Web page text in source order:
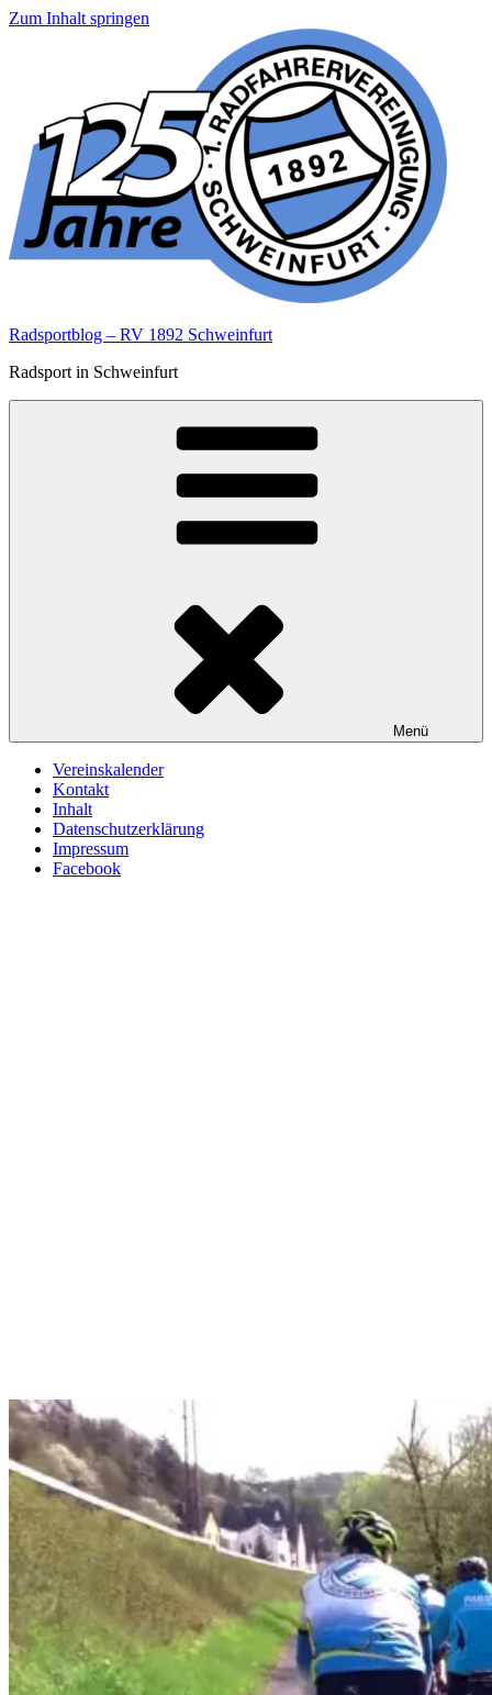
Zum Inhalt springen
Radsportblog – RV 1892 Schweinfurt
Radsport in Schweinfurt
Menü
Vereinskalender
Kontakt
Inhalt
Datenschutzerklärung
Impressum
Facebook